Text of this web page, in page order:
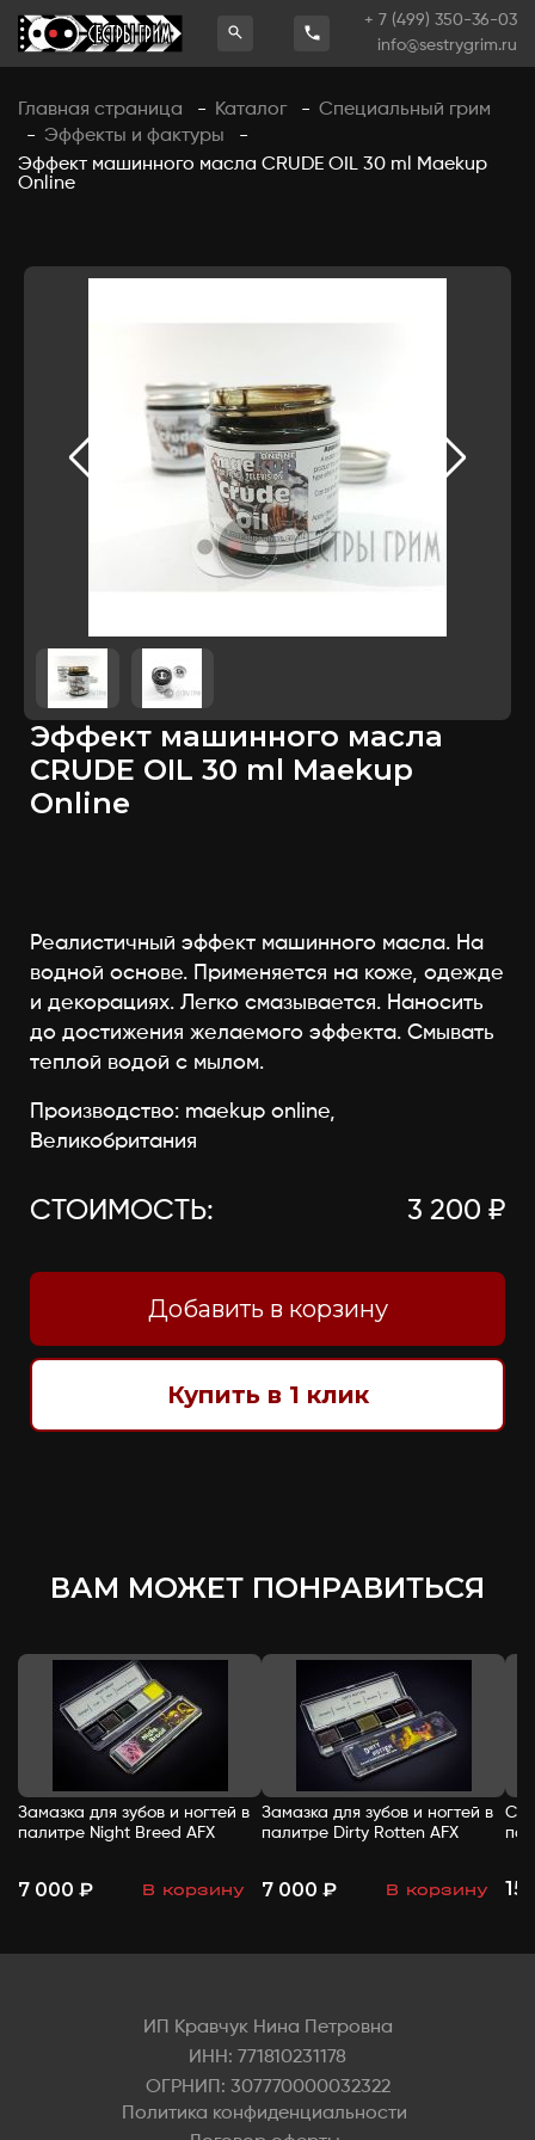
+ 7 (499) 350-36-03
info@sestrygrim.ru
Главная страница - Каталог - Специальный грим
- Эффекты и фактуры
-
Эффект машинного масла CRUDE OIL 30 ml Maekup
Online
Эффект машинного масла
CRUDE OIL 30 ml Maekup
Online
Реалистичный эффект машинного масла. На
водной основе. Применяется на коже, одежде
и декорациях. Легко смазывается. Наносить
до достижения желаемого эффекта. Смывать
теплой водой с мылом.
Производство: maekup online,
Великобритания
СТОИМОСТЬ: 3 200 ₽
Добавить в корзину
Купить в 1 клик
ВАМ МОЖЕТ ПОНРАВИТЬСЯ
Замазка для зубов и ногтей в
палитре Night Breed AFX
7 000 ₽ В корзину
- +
Замазка для зубов и ногтей в
палитре Dirty Rotten AFX
7 000 ₽ В корзину
- + 15
ИП Кравчук Нина Петровна
ИНН: 771810231178
ОГРНИП: 307770000032322
Политика конфиденциальности